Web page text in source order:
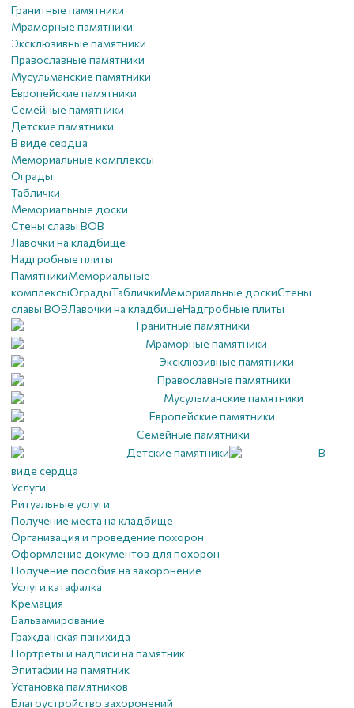
Гранитные памятники
Мраморные памятники
Эксклюзивные памятники
Православные памятники
Мусульманские памятники
Европейские памятники
Семейные памятники
Детские памятники
В виде сердца
Мемориальные комплексы
Ограды
Таблички
Мемориальные доски
Стены славы ВОВ
Лавочки на кладбище
Надгробные плиты
ПамятникиМемориальные
комплексыОградыТабличкиМемориальные доскиСтены
славы ВОВЛавочки на кладбищеНадгробные плиты
Гранитные памятники
Мраморные памятники
Эксклюзивные памятники
Православные памятники
Мусульманские памятники
Европейские памятники
Семейные памятники
Детские памятники
В
виде сердца
Услуги
Ритуальные услуги
Получение места на кладбище
Организация и проведение похорон
Оформление документов для похорон
Получение пособия на захоронение
Услуги катафалка
Кремация
Бальзамирование
Гражданская панихида
Портреты и надписи на памятник
Эпитафии на памятник
Установка памятников
Благоустройство захоронений